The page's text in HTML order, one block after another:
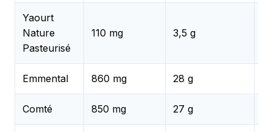
Yaourt
Nature
Pasteurisé
110 mg 3,5 g
Emmental 860 mg 28 g
Comté 850 mg 27 g